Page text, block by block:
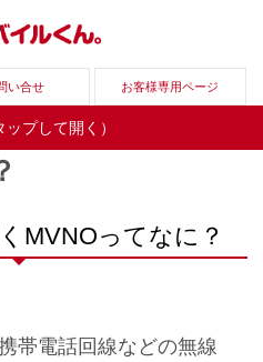
い合せ お客様専用ページ
プして開く）
MVNOってなに？
帯電話回線などの無線